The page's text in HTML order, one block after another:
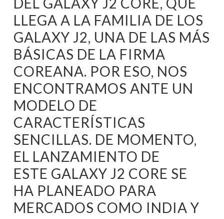
LLEGA A LA FAMILIA DE LOS
GALAXY J2, UNA DE LAS MÁS
BÁSICAS DE LA FIRMA
COREANA. POR ESO, NOS
ENCONTRAMOS ANTE UN
MODELO DE
CARACTERÍSTICAS
SENCILLAS. DE MOMENTO,
EL LANZAMIENTO DE
ESTE GALAXY J2 CORE SE
HA PLANEADO PARA
MERCADOS COMO INDIA Y